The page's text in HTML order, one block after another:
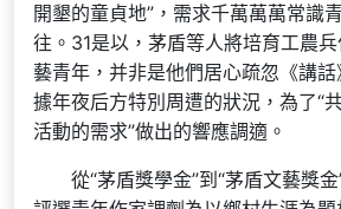
開墾的童貞地”，需求千萬萬萬常識
往。31是以，茅盾等人將培育工農
藝青年，并非是他們居心疏忽《講
據年夜后方特別周遭的狀況，為了“
活動的需求”做出的響應調適。
從“茅盾獎學金”到“茅盾文藝獎